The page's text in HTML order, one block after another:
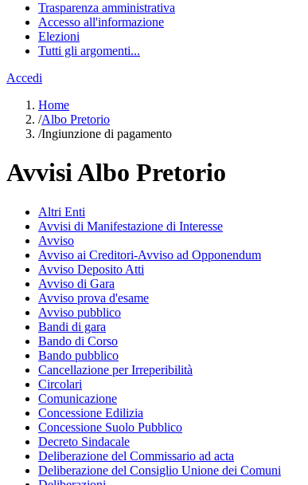
Trasparenza amministrativa
Accesso all'informazione
Elezioni
Tutti gli argomenti...
Accedi
Home
/Albo Pretorio
/Ingiunzione di pagamento
Avvisi Albo Pretorio
Altri Enti
Avvisi di Manifestazione di Interesse
Avviso
Avviso ai Creditori-Avviso ad Opponendum
Avviso Deposito Atti
Avviso di Gara
Avviso prova d'esame
Avviso pubblico
Bandi di gara
Bando di Corso
Bando pubblico
Cancellazione per Irreperibilità
Circolari
Comunicazione
Concessione Edilizia
Concessione Suolo Pubblico
Decreto Sindacale
Deliberazione del Commissario ad acta
Deliberazione del Consiglio Unione dei Comuni